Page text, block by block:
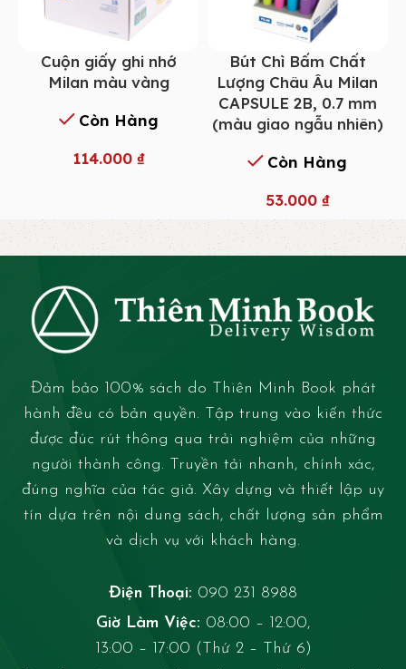
Cuộn giấy ghi nhớ
Milan màu vàng
Còn Hàng
114.000 ₫
Bút Chì Bấm Chất
Lượng Châu Âu Milan
CAPSULE 2B, 0.7 mm
(màu giao ngẫu nhiên)
Còn Hàng
53.000 ₫
Đảm bảo 100% sách do Thiên Minh Book phát
hành đều có bản quyền. Tập trung vào kiến thức
được đúc rút thông qua trải nghiệm của những
người thành công. Truyền tải nhanh, chính xác,
đúng nghĩa của tác giả. Xây dựng và thiết lập uy
tín dựa trên nội dung sách, chất lượng sản phẩm
và dịch vụ với khách hàng.
Điện Thoại: 090 231 8988
Giờ Làm Việc: 08:00 – 12:00,
13:00 – 17:00 (Thứ 2 – Thứ 6)